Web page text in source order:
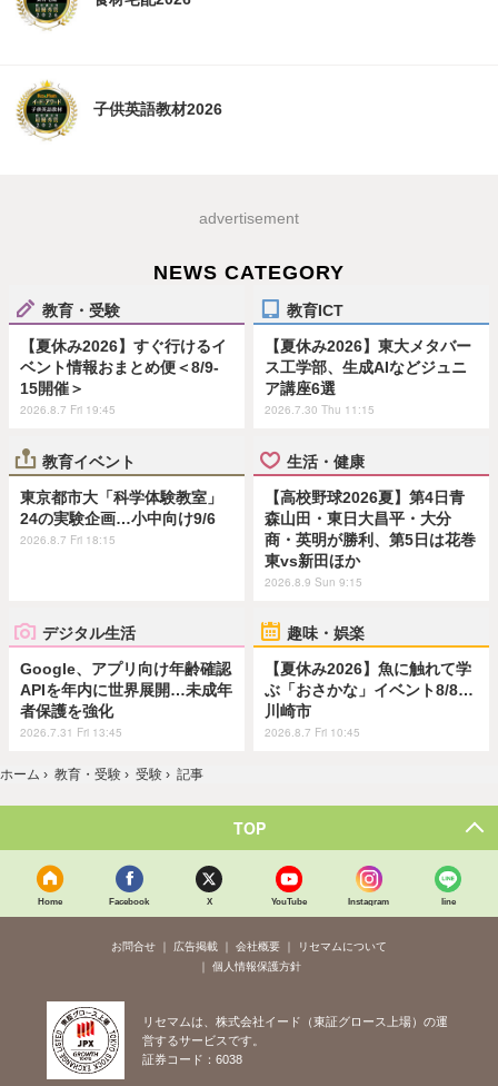
子供英語教材2026
advertisement
NEWS CATEGORY
教育・受験
【夏休み2026】すぐ行けるイ
ベント情報おまとめ便＜8/9-
15開催＞
2026.8.7 Fri 19:45
教育ICT
【夏休み2026】東大メタバー
ス工学部、生成AIなどジュニ
ア講座6選
2026.7.30 Thu 11:15
教育イベント
東京都市大「科学体験教室」
24の実験企画…小中向け9/6
2026.8.7 Fri 18:15
生活・健康
【高校野球2026夏】第4日青
森山田・東日大昌平・大分
商・英明が勝利、第5日は花巻
東vs新田ほか
2026.8.9 Sun 9:15
デジタル生活
Google、アプリ向け年齢確認
APIを年内に世界展開…未成年
者保護を強化
2026.7.31 Fri 13:45
趣味・娯楽
【夏休み2026】魚に触れて学
ぶ「おさかな」イベント8/8…
川崎市
2026.8.7 Fri 10:45
ホーム › 教育・受験 › 受験 › 記事
TOP
Home Facebook X YouTube Instagram line
お問合せ 広告掲載 会社概要
リセマムについて
個人情報保護方針
リセマムは、株式会社イード（東証グロース上場）の運
営するサービスです。
証券コード：6038